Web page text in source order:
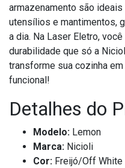
armazenamento são
utensílios e mantimentos,
a dia. Na Laser Eletro,
durabilidade que só a
transforme sua cozinha
funcional!
Detalhes do
Modelo: Lemon
Marca: Nicioli
Cor: Freijó/Off White